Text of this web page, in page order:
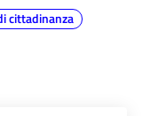
cittadinanza